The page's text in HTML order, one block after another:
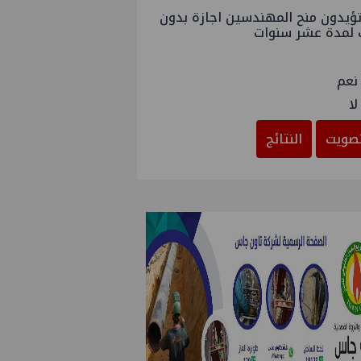
منح المهندسين اجازة بدون
لمدة عشر سنوات
نعم
لا
النتائج